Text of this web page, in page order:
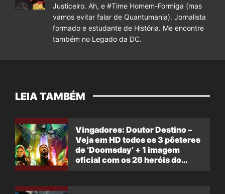
Justiceiro. Ah, e #Time Homem-Formiga (mas
vamos evitar falar de Quantumania). Jornalista
formado e estudante de História. Me encontre
também no Legado da DC.
LEIA TAMBÉM
Vingadores: Doutor Destino –
Veja em HD todos os 3 pôsteres
de ‘Doomsday’ + 1 imagem
oficial com os 26 heróis do